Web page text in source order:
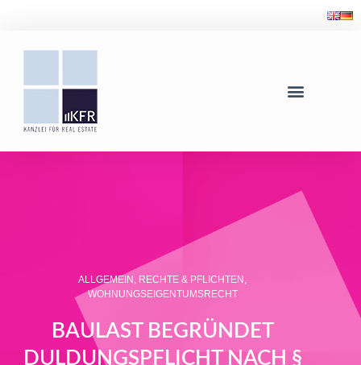
ALLGEMEIN , RECHTE & PFLICHTEN ,
WOHNUNGSEIGENTUMSRECHT
BAULAST BEGRÜNDET
DULDUNGSPFLICHT NACH §